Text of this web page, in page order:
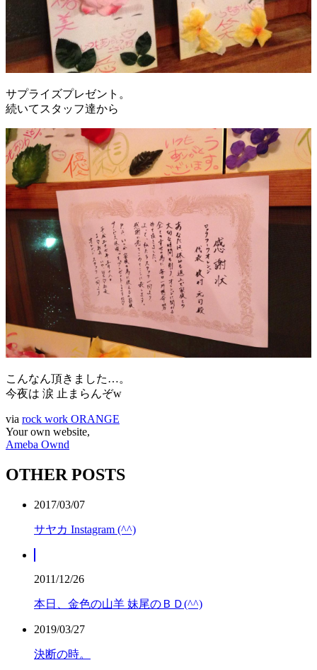
サプライズプレゼント。
続いてスタッフ達から
こんなん頂きました…。
今夜は 涙 止まらんぞw
via rock work ORANGE
Your own website,
Ameba Ownd
OTHER POSTS
2017/03/07
サヤカ Instagram (^^)
2011/12/26
本日、金色の山羊 妹尾のＢＤ(^^)
2019/03/27
決断の時。